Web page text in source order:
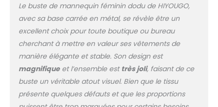
recouverte de tissus
propres et bien rangés,
et le revêtement en
coton est parfaitement
mannequin, ce qui
n'endommagera pas
vos vêtements, et
l'effet d'affichage est
meilleur. Variété
Le buste de mannequin féminin dodu de HIYOUGO,
avec sa base carrée en métal, se révèle être un
excellent choix pour toute boutique ou bureau
cherchant à mettre en valeur ses vêtements de
manière élégante et stable. Son design est
magnifiqueet l’ensemble est très joli, faisant de ce
buste un véritable atout visuel. Bien que le tissu
présente quelques défauts et que les proportions